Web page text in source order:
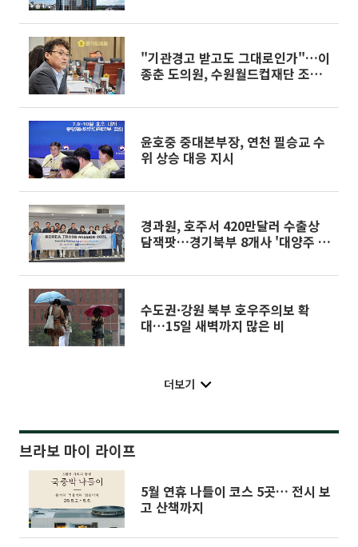
"기관경고 받고도 그대로인가"…이
종춘 도의원, 수원월드컵재단 조직
윤호중 중대본부장, 연천 필승교 수
위 상승 대응 지시
경과원, 호주서 420만달러 수출상
담잭팟…경기북부 8개사 '대양주 수
수도권·강원 북부 호우주의보 확
대…15일 새벽까지 많은 비
더보기
브라보 마이 라이프
5월 연휴 나들이 코스 5곳… 전시 보
고 산책까지